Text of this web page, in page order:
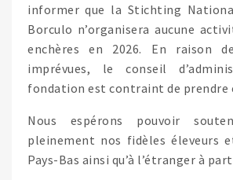
informer que la Stichting
Borculo n’organisera aucune
enchères en 2026. En raison
imprévues, le conseil
fondation est contraint de prendre
Nous espérons pouvoir
pleinement nos fidèles éleveurs
Pays-Bas ainsi qu’à l’étranger à